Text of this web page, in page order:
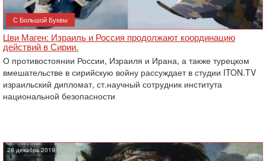
С Большой Буквы
Цви Маген: Израиль и Россия продолжают координацию
действий в Сирии.
О противостоянии России, Израиля и Ирана, а также турецком
вмешательстве в сирийскую войну рассуждает в студии ITON.TV
израильский дипломат, ст.научный сотрудник института
национальной ‎безопасности
28 декабрь 2019